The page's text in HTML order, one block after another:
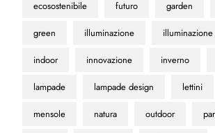
ecosostenibile futuro garden
green illuminazione
indoor innovazione inverno
lampade lampade design lettini
mensole natura outdoor